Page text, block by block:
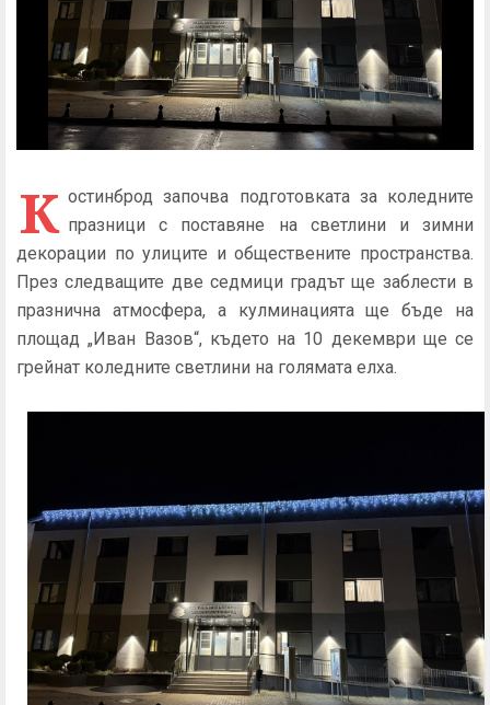
К остинброд започва подготовката за коледните
празници с поставяне на светлини и зимни
декорации по улиците и обществените пространства.
През следващите две седмици градът ще заблести в
празнична атмосфера, а кулминацията ще бъде на
площад „Иван Вазов“, където на 10 декември ще се
грейнат коледните светлини на голямата елха.